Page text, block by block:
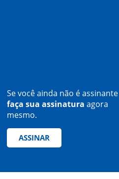
Se você ainda não é assinante
faça sua assinatura agora
mesmo.
ASSINAR